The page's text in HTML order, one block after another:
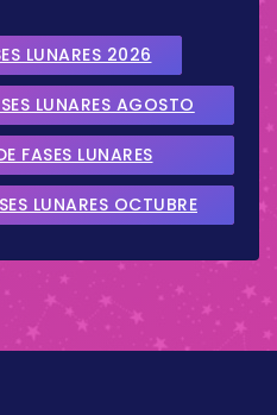
LUNARES 2026
LUNARES AGOSTO
FASES LUNARES
2026
LUNARES OCTUBRE